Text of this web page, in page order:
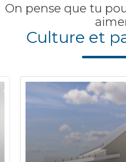
On pense que tu
Culture et